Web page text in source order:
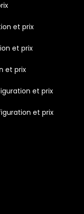
et prix
et prix
et prix
et prix
et prix